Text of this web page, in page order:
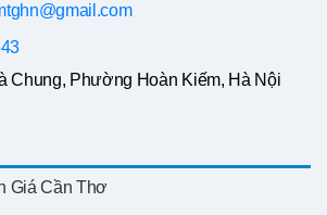
Chung, Phường Hoàn Kiếm, Hà Nội
Giá Cần Thơ